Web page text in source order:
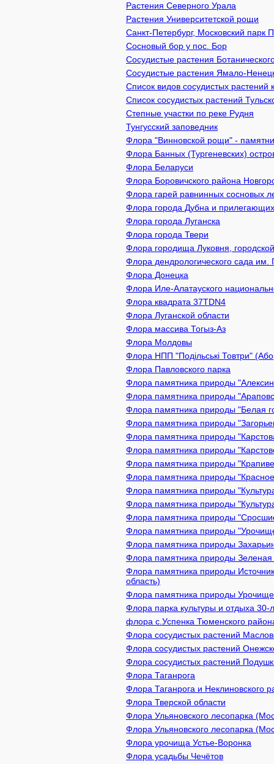
Растения Северного Урала
Растения Университетской рощи
Санкт-Петербург, Московский парк
Сосновый бор у пос. Бор
Сосудистые растения
Сосудистые растения Ямало-
Список видов сосудистых
Список сосудистых растений
Степные участки по реке Рудня
Тунгусский заповедник
Флора "Винновской рощи" -
Флора Банных (Тургеневских)
Флора Беларуси
Флора Боровичского района
Флора гарей равнинных сосновых
Флора города Дубна и
Флора города Луганска
Флора города Твери
Флора городища Луковня,
Флора дендрологического сада им.
Флора Донецка
Флора Иле-Алатауского
Флора квадрата 37TDN4
Флора Луганской области
Флора массива Тогыз-Аз
Флора Молдовы
Флора НПП "Подільські Товтри"
Флора Павловского парка
Флора памятника природы
Флора памятника природы
Флора памятника природы "Белая
Флора памятника природы
Флора памятника природы
Флора памятника природы
Флора памятника природы
Флора памятника природы
Флора памятника природы
Флора памятника природы
Флора памятника природы
Флора памятника природы
Флора памятника природы
Флора памятника природы Зеленая
Флора памятника природы
область)
Флора памятника природы
Флора парка культуры и отдыха
флора с.Успенка Тюменского
Флора сосудистых растений
Флора сосудистых растений
Флора сосудистых растений
Флора Таганрога
Флора Таганрога и Неклиновского
Флора Тверской области
Флора Ульяновского лесопарка
Флора Ульяновского лесопарка
Флора урочища Устье-Воронка
Флора усадьбы Чечётов